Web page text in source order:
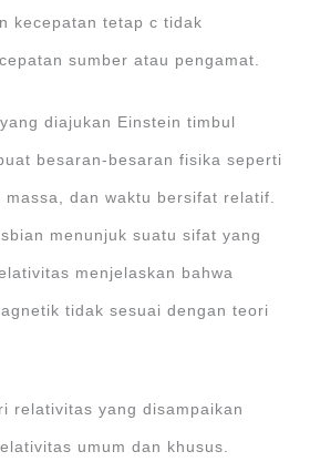
kecepatan tetap c tidak
sumber atau pengamat.
diajukan Einstein timbul
besaran-besaran fisika seperti
dan waktu bersifat relatif.
menunjuk suatu sifat yang
menjelaskan bahwa
tidak sesuai dengan teori
relativitas yang disampaikan
umum dan khusus.